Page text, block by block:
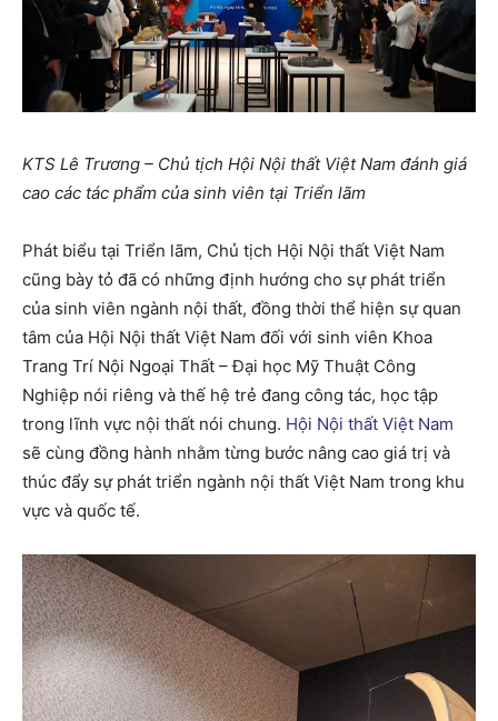
KTS Lê Trương – Chủ tịch Hội Nội thất Việt Nam đánh giá
cao các tác phẩm của sinh viên tại Triển lãm
Phát biểu tại Triển lãm, Chủ tịch Hội Nội thất Việt Nam
cũng bày tỏ đã có những định hướng cho sự phát triển
của sinh viên ngành nội thất, đồng thời thể hiện sự quan
tâm của Hội Nội thất Việt Nam đối với sinh viên Khoa
Trang Trí Nội Ngoại Thất – Đại học Mỹ Thuật Công
Nghiệp nói riêng và thế hệ trẻ đang công tác, học tập
trong lĩnh vực nội thất nói chung. Hội Nội thất Việt Nam
sẽ cùng đồng hành nhằm từng bước nâng cao giá trị và
thúc đẩy sự phát triển ngành nội thất Việt Nam trong khu
vực và quốc tế.